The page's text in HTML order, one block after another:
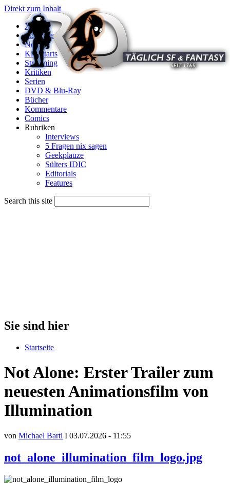
Direkt zum Inhalt
X
Startseite
News
Kinostarts
Streaming
Kritiken
Serien
DVD & Blu-Ray
Bücher
Kommentare
Comics
Rubriken
Interviews
5 Fragen nix sagen
Geekplauze
Sülters IDIC
Editorials
Features
Search this site
Sie sind hier
Startseite
Not Alone: Erster Trailer zum
neuesten Animationsfilm von
Illumination
von Michael Bartl I 03.07.2026 - 11:55
not_alone_illumination_film_logo.jpg